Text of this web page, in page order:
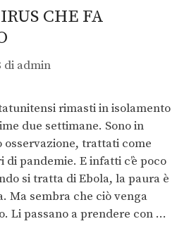
CHE FA
di admin
rimasti in isolamento
due settimane. Sono in
osservazione, trattati come
pandemie. E infatti c’è poco
si tratta di Ebola, la paura è
Ma sembra che ciò venga
Li passano a prendere con …